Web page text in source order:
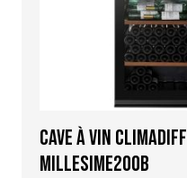
Cave à vin Climadiff
MILLESIME200B